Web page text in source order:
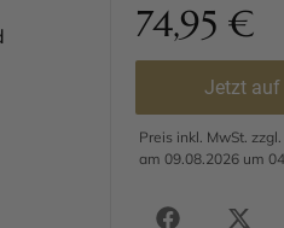
74,95 €
Jetzt auf
Preis inkl. MwSt.
am 09.08.2026 um